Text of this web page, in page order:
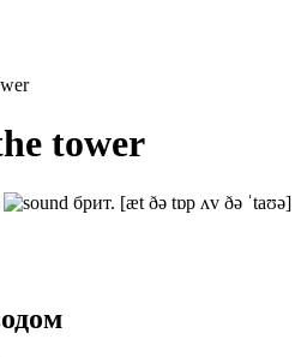
tower
брит. [æt ðə tɒp ʌv ðə ˈtaʊə]